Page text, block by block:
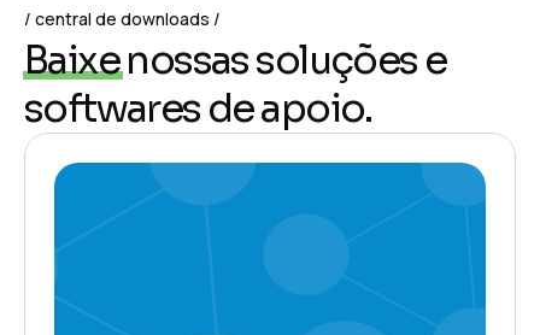
central de downloads
Baixenossassoluções e
softwares deapoio.